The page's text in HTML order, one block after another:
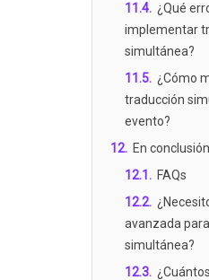
11.4. ¿Qué
implementar
simultánea?
11.5. ¿Cómo
traducción
evento?
12. En conclusión
12.1 . FAQs
12.2.
avanzada
simultánea?
12.3.